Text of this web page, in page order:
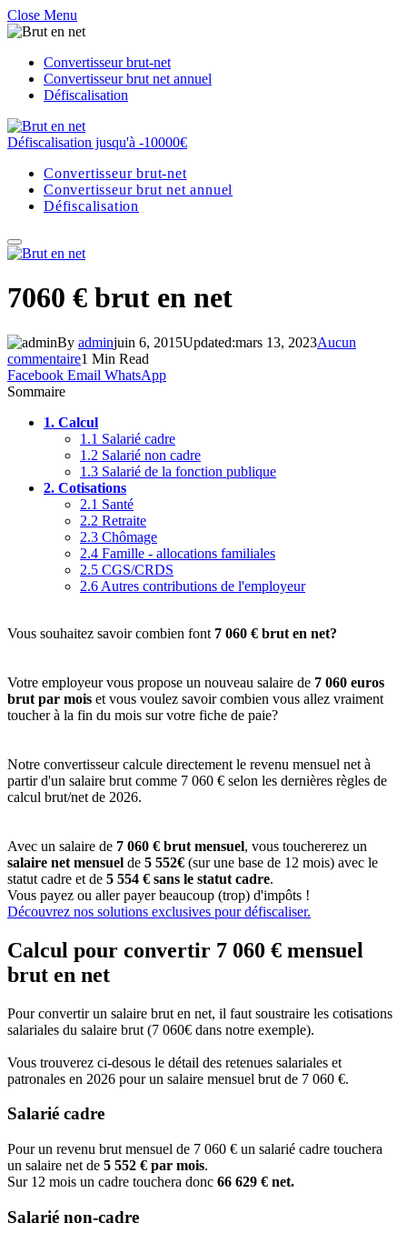
Close Menu
Convertisseur brut-net
Convertisseur brut net annuel
Défiscalisation
Défiscalisation jusqu'à -10000€
Convertisseur brut-net
Convertisseur brut net annuel
Défiscalisation
7060 € brut en net
By adminjuin 6, 2015Updated:mars 13, 2023Aucun
commentaire1 Min Read
Facebook Email WhatsApp
Sommaire
1. Calcul
1.1 Salarié cadre
1.2 Salarié non cadre
1.3 Salarié de la fonction publique
2. Cotisations
2.1 Santé
2.2 Retraite
2.3 Chômage
2.4 Famille - allocations familiales
2.5 CGS/CRDS
2.6 Autres contributions de l'employeur
Vous souhaitez savoir combien font 7 060 € brut en net?
Votre employeur vous propose un nouveau salaire de 7 060 euros
brut par mois et vous voulez savoir combien vous allez vraiment
toucher à la fin du mois sur votre fiche de paie?
Notre convertisseur calcule directement le revenu mensuel net à
partir d'un salaire brut comme 7 060 € selon les dernières règles de
calcul brut/net de 2026.
Avec un salaire de 7 060 € brut mensuel, vous touchererez un
salaire net mensuel de 5 552€ (sur une base de 12 mois) avec le
statut cadre et de 5 554 € sans le statut cadre.
Vous payez ou aller payer beaucoup (trop) d'impôts !
Découvrez nos solutions exclusives pour défiscaliser.
Calcul pour convertir 7 060 € mensuel
brut en net
Pour convertir un salaire brut en net, il faut soustraire les cotisations
salariales du salaire brut (7 060€ dans notre exemple).
Vous trouverez ci-desous le détail des retenues salariales et
patronales en 2026 pour un salaire mensuel brut de 7 060 €.
Salarié cadre
Pour un revenu brut mensuel de 7 060 € un salarié cadre touchera
un salaire net de 5 552 € par mois.
Sur 12 mois un cadre touchera donc 66 629 € net.
Salarié non-cadre